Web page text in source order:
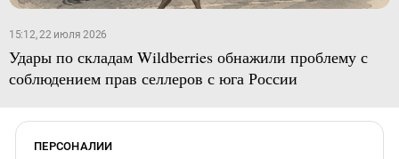
15:12, 22 июля 2026
Удары по складам Wildberries обнажили проблему с
соблюдением прав селлеров с юга России
ПЕРСОНАЛИИ